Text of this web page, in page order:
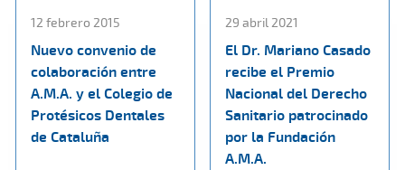
12 febrero 2015
Nuevo convenio de
colaboración entre
A.M.A. y el Colegio de
Protésicos Dentales
de Cataluña
29 abril 2021
El Dr. Mariano Casado
recibe el Premio
Nacional del Derecho
Sanitario patrocinado
por la Fundación
A.M.A.